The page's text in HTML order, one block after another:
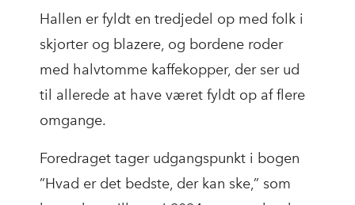
Hallen er fyldt en tredjedel op med folk i
skjorter og blazere, og bordene roder
med halvtomme kaffekopper, der ser ud
til allerede at have været fyldt op af flere
omgange.
Foredraget tager udgangspunkt i bogen
”Hvad er det bedste, der kan ske,” som